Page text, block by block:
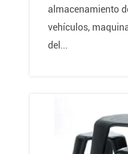
almacenamiento
vehículos,
del...